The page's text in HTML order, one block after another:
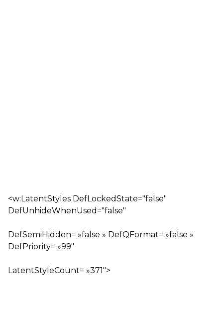
<w:LatentStyles DefLockedState="false"
DefUnhideWhenUsed="false"
DefSemiHidden= »false » DefQFormat= »false »
DefPriority= »99″
LatentStyleCount= »371″>